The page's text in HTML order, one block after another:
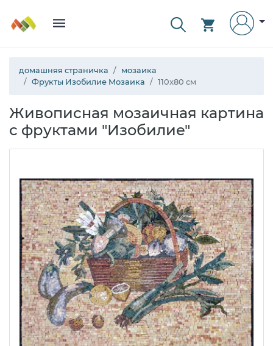
домашняя страничка
мозаика
Фрукты Изобилие Мозаика
110x80 см
Живописная мозаичная картина
с фруктами "Изобилие"